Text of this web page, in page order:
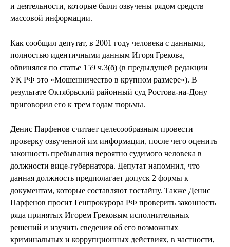
и деятельности, которые были озвучены рядом средств
массовой информации.
Как сообщил депутат, в 2001 году человека с данными,
полностью идентичными данным Игоря Грекова,
обвинялся по статье 159 ч.3(б) (в предыдущей редакции
УК РФ это «Мошенничество в крупном размере»). В
результате Октябрьский районный суд Ростова-на-Дону
приговорил его к трем годам тюрьмы.
Денис Парфенов считает целесообразным провести
проверку озвученной им информации, после чего оценить
законность пребывания вероятно судимого человека в
должности вице-губернатора. Депутат напомнил, что
данная должность предполагает допуск 2 формы к
документам, которые составляют гостайну. Также Денис
Парфенов просит Генпрокурора РФ проверить законность
ряда принятых Игорем Грековым исполнительных
решений и изучить сведения об его возможных
криминальных и коррупционных действиях, в частности,